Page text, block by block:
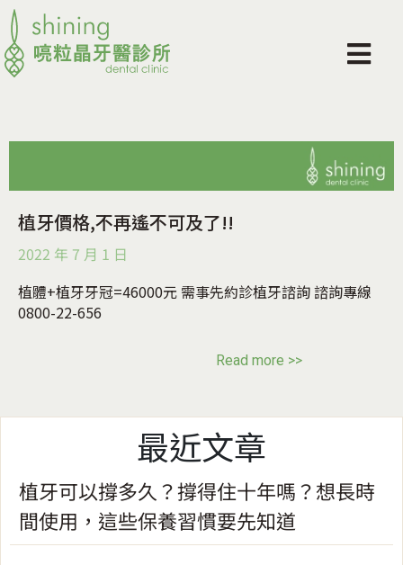
植牙價格,不再遙不可及了!!
2022 年 7 月 1 日
植體+植牙牙冠=46000元 需事先約診植牙諮詢 諮詢專線
0800-22-656
Read more >>
最近文章
植牙可以撐多久？撐得住十年嗎？想長時
間使用，這些保養習慣要先知道